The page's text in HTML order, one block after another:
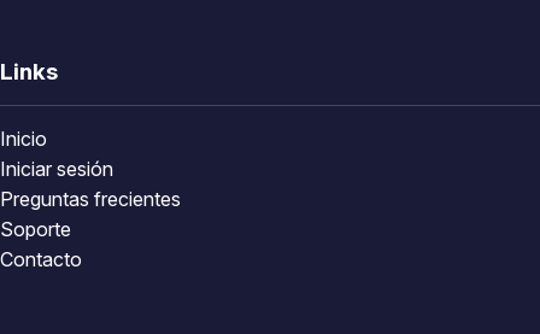
Links
Inicio
Iniciar sesión
Preguntas frecientes
Soporte
Contacto